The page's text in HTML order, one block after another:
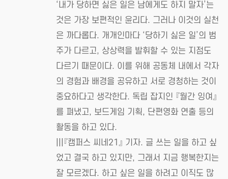
‘내가 당하면 싫은 일은 남에게도 하지 말자’는
것은 가장 보편적인 윤리다. 그러나 이것의 실천
은 까다롭다. 개개인마다 ‘당하기 싫은 일’의 범
주가 다르고, 상상력을 발휘할 수 있는 지점도
다르기 때문이다. 이를 위해 공동체 내에서 각자
의 경험과 배경을 공유하고 서로 경청하는 것이
중요하다고 생각한다. 독립 잡지인 『월간 잉여』
를 펴냈고, 보드게임 기획, 단편영화 연출 등의
활동을 하고 있다.
|||『캠퍼스 씨네21』 기자. 글 쓰는 일을 하고 싶
었고 결국 하고 있지만, 그래서 지금 행복한지는
잘 모르겠다. 하고 싶은 일을 하려고 이직도 많